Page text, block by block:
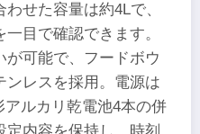
せた容量は約4Lで、
目で確認できます。
が可能で、フードボウ
ンレスを採用。電源は
ルカリ乾電池4本の併